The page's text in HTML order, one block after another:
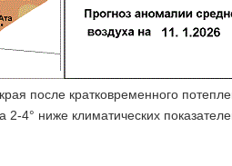
после кратковременного
4° ниже климатических